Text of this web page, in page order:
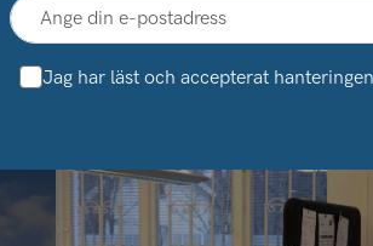
Jag har läst och accepterat